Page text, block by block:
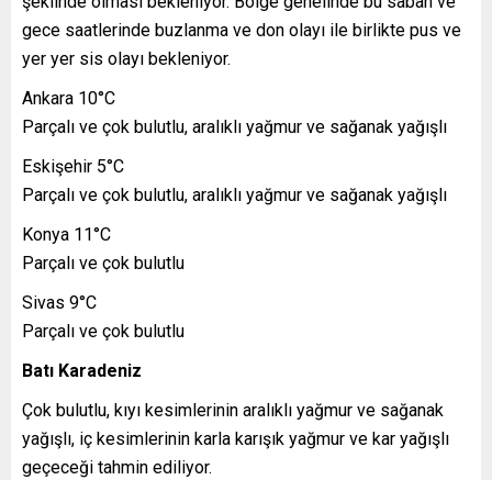
gece saatlerinde buzlanma ve don olayı ile birlikte pus ve
yer yer sis olayı bekleniyor.
Ankara 10°C
Parçalı ve çok bulutlu, aralıklı yağmur ve sağanak yağışlı
Eskişehir 5°C
Parçalı ve çok bulutlu, aralıklı yağmur ve sağanak yağışlı
Konya 11°C
Parçalı ve çok bulutlu
Sivas 9°C
Parçalı ve çok bulutlu
Batı Karadeniz
Çok bulutlu, kıyı kesimlerinin aralıklı yağmur ve sağanak
yağışlı, iç kesimlerinin karla karışık yağmur ve kar yağışlı
geçeceği tahmin ediliyor.